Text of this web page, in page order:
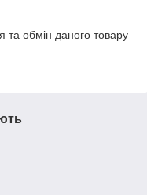
обмін даного товару